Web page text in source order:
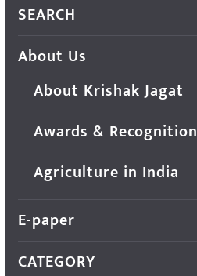
SEARCH
About Us
About Krishak Jagat
Awards & Recognition
Agriculture in India
E-paper
CATEGORY